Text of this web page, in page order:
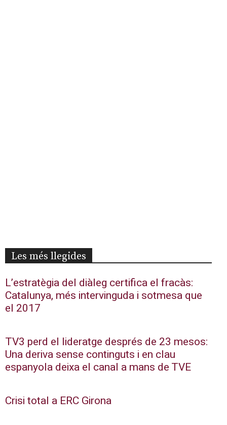
Les més llegides
L’estratègia del diàleg certifica el fracàs:
Catalunya, més intervinguda i sotmesa que
el 2017
TV3 perd el lideratge després de 23 mesos:
Una deriva sense continguts i en clau
espanyola deixa el canal a mans de TVE
Crisi total a ERC Girona